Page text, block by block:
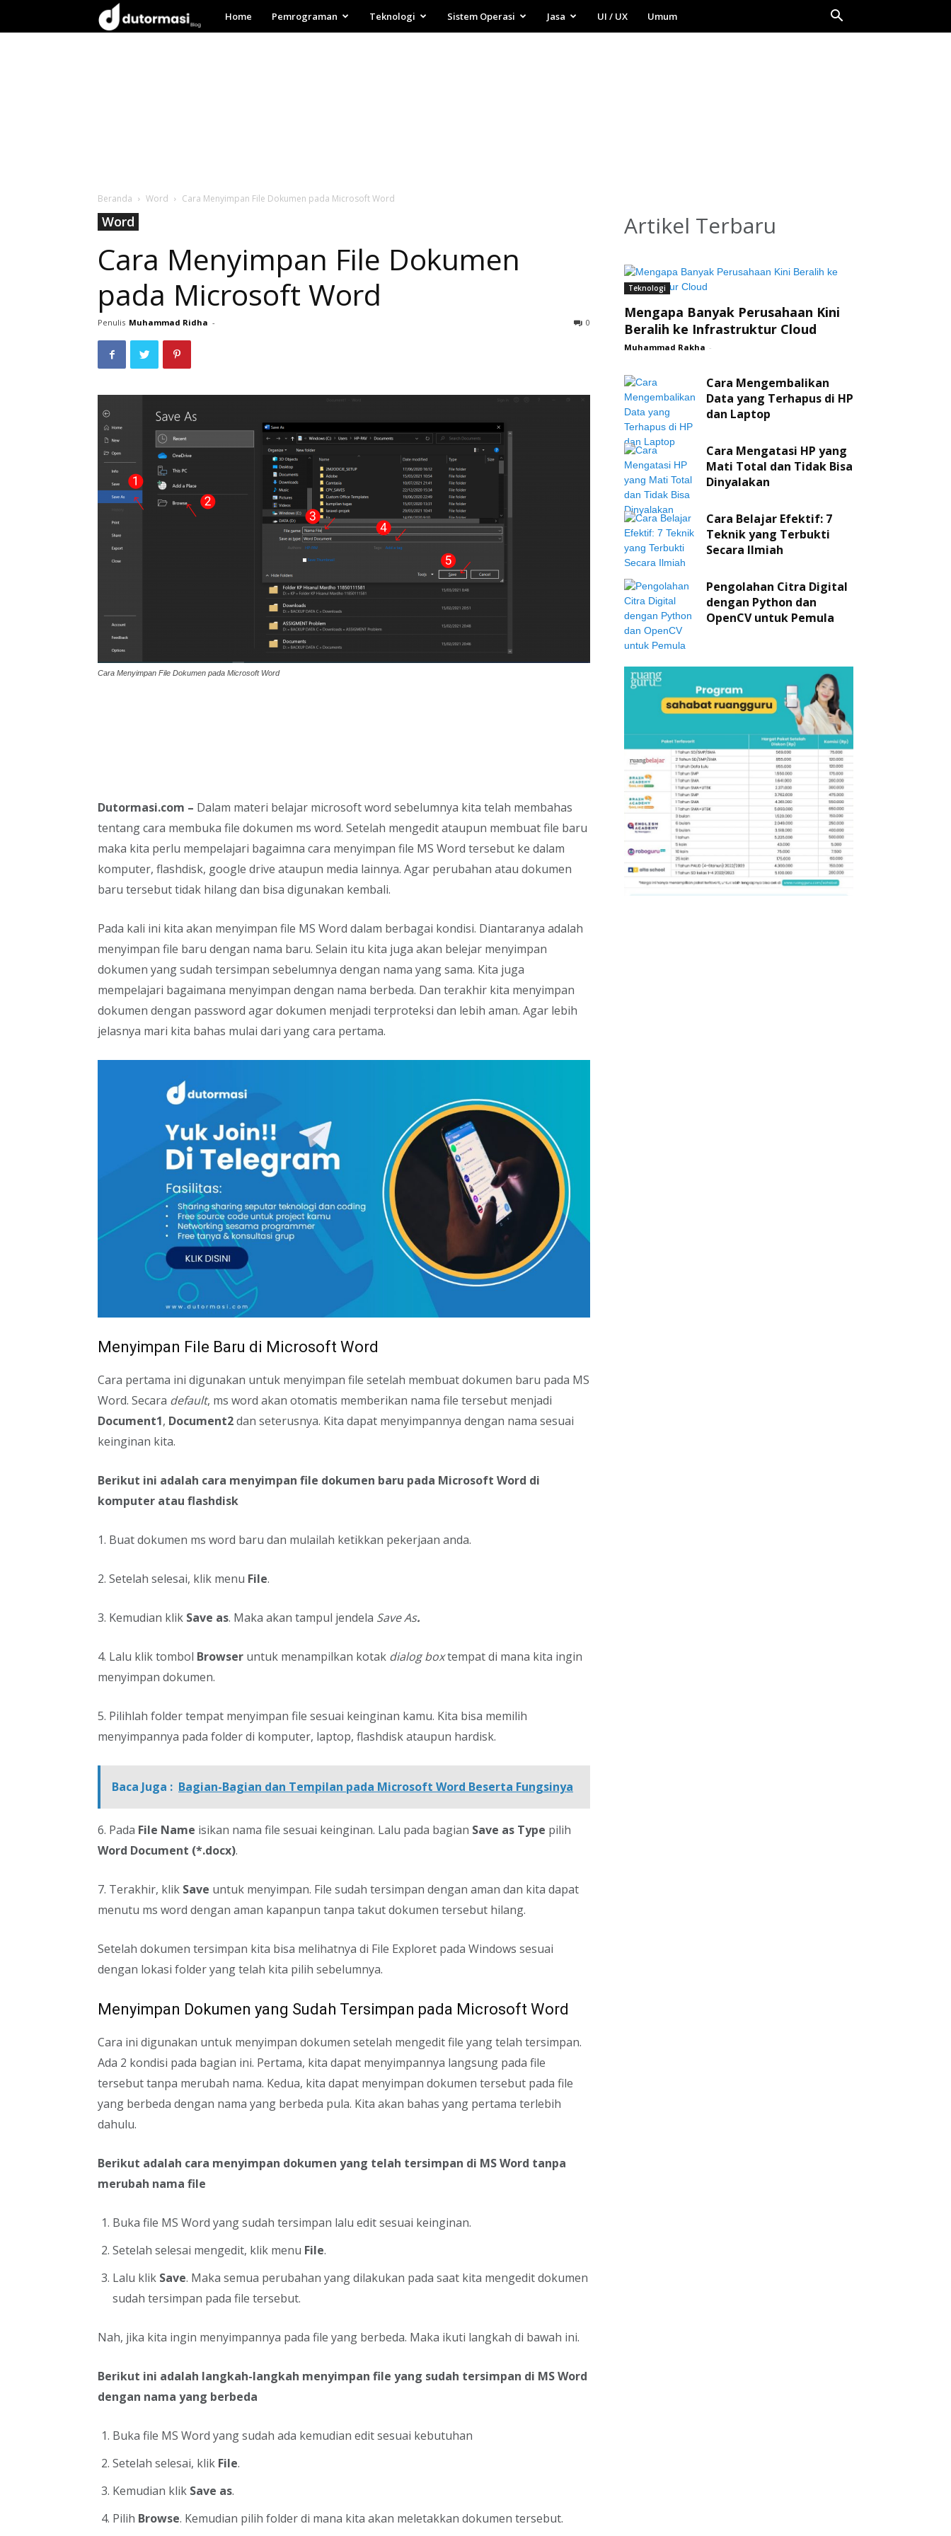
Dutormasi
Home Pemrograman Teknologi Sistem Operasi Jasa UI / UX Umum
Beranda Word Cara Menyimpan File Dokumen pada Microsoft Word
Word
Cara Menyimpan File Dokumen
pada Microsoft Word
Penulis Muhammad Ridha - 0
Cara Menyimpan File Dokumen pada Microsoft Word
Dutormasi.com – Dalam materi belajar microsoft word sebelumnya kita telah membahas
tentang cara membuka file dokumen ms word. Setelah mengedit ataupun membuat file baru
maka kita perlu mempelajari bagaimna cara menyimpan file MS Word tersebut ke dalam
komputer, flashdisk, google drive ataupun media lainnya. Agar perubahan atau dokumen
baru tersebut tidak hilang dan bisa digunakan kembali.
Pada kali ini kita akan menyimpan file MS Word dalam berbagai kondisi. Diantaranya adalah
menyimpan file baru dengan nama baru. Selain itu kita juga akan belejar menyimpan
dokumen yang sudah tersimpan sebelumnya dengan nama yang sama. Kita juga
mempelajari bagaimana menyimpan dengan nama berbeda. Dan terakhir kita menyimpan
dokumen dengan password agar dokumen menjadi terproteksi dan lebih aman. Agar lebih
jelasnya mari kita bahas mulai dari yang cara pertama.
Menyimpan File Baru di Microsoft Word
Cara pertama ini digunakan untuk menyimpan file setelah membuat dokumen baru pada MS
Word. Secara default, ms word akan otomatis memberikan nama file tersebut menjadi
Document1, Document2dan seterusnya. Kita dapat menyimpannya dengan nama sesuai
keinginan kita.
Berikut ini adalah cara menyimpan file dokumen baru pada Microsoft Word di
komputer atau flashdisk
1. Buat dokumen ms word baru dan mulailah ketikkan pekerjaan anda.
2. Setelah selesai, klik menu File.
3. Kemudian klik Save as. Maka akan tampul jendela Save As.
4. Lalu klik tombol Browser untuk menampilkan kotak dialog boxtempat di mana kita ingin
menyimpan dokumen.
5. Pilihlah folder tempat menyimpan file sesuai keinginan kamu. Kita bisa memilih
menyimpannya pada folder di komputer, laptop, flashdisk ataupun hardisk.
Baca Juga : Bagian-Bagian dan Tempilan pada Microsoft Word Beserta Fungsinya
6. Pada File Name isikan nama file sesuai keinginan. Lalu pada bagian Save as Type pilih
Word Document (*.docx).
7. Terakhir, klik Save untuk menyimpan. File sudah tersimpan dengan aman dan kita dapat
menutu ms word dengan aman kapanpun tanpa takut dokumen tersebut hilang.
Setelah dokumen tersimpan kita bisa melihatnya di File Exploret pada Windows sesuai
dengan lokasi folder yang telah kita pilih sebelumnya.
Menyimpan Dokumen yang Sudah Tersimpan pada Microsoft Word
Cara ini digunakan untuk menyimpan dokumen setelah mengedit file yang telah tersimpan.
Ada 2 kondisi pada bagian ini. Pertama, kita dapat menyimpannya langsung pada file
tersebut tanpa merubah nama. Kedua, kita dapat menyimpan dokumen tersebut pada file
yang berbeda dengan nama yang berbeda pula. Kita akan bahas yang pertama terlebih
dahulu.
Berikut adalah cara menyimpan dokumen yang telah tersimpan di MS Word tanpa
merubah nama file
Buka file MS Word yang sudah tersimpan lalu edit sesuai keinginan.
Setelah selesai mengedit, klik menu File.
Lalu klik Save. Maka semua perubahan yang dilakukan pada saat kita mengedit dokumen
sudah tersimpan pada file tersebut.
Nah, jika kita ingin menyimpannya pada file yang berbeda. Maka ikuti langkah di bawah ini.
Berikut ini adalah langkah-langkah menyimpan file yang sudah tersimpan di MS Word
dengan nama yang berbeda
Buka file MS Word yang sudah ada kemudian edit sesuai kebutuhan
Setelah selesai, klik File.
Kemudian klik Save as.
Pilih Browse. Kemudian pilih folder di mana kita akan meletakkan dokumen tersebut.
Artikel Terbaru
Teknologi
Mengapa Banyak Perusahaan Kini
Beralih ke Infrastruktur Cloud
Muhammad Rakha -
Cara Mengembalikan
Data yang Terhapus di HP
dan Laptop
Cara Mengatasi HP yang
Mati Total dan Tidak Bisa
Dinyalakan
Cara Belajar Efektif: 7
Teknik yang Terbukti
Secara Ilmiah
Pengolahan Citra Digital
dengan Python dan
OpenCV untuk Pemula